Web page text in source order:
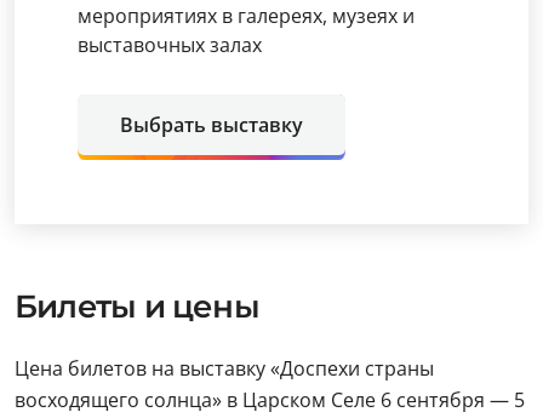
мероприятиях в галереях, музеях и
выставочных залах
Выбрать выставку
Билеты и цены
Цена билетов на выставку «Доспехи страны
восходящего солнца» в Царском Селе 6 сентября — 5